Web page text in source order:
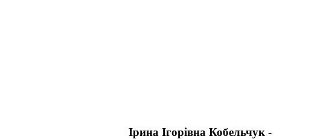
Ірина Ігорівна Кобельчук-